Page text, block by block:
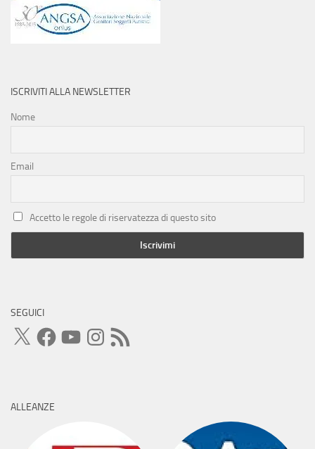
ISCRIVITI ALLA NEWSLETTER
Nome
Email
Accetto le regole di riservatezza di questo sito
SEGUICI
X FacebookYouTubeInstagram
Feed
RSS
ALLEANZE